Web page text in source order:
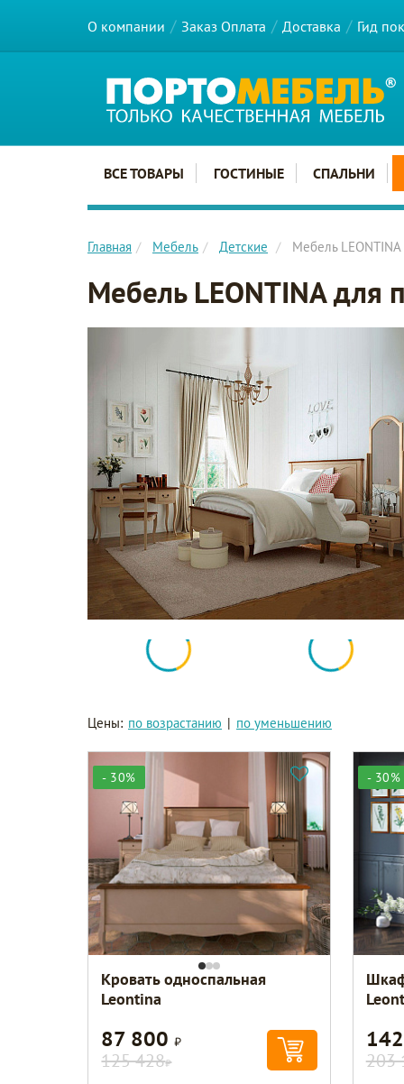
О компании Заказ Оплата Доставка Гид
Главное меню сайта
ВСЕ ТОВАРЫ ГОСТИНЫЕ СПАЛЬНИ
Главная Мебель Детские Мебель
Мебель LEONTINA для
Цены: по возрастанию | по уменьшению
- 30%
Кровать односпальная
Leontina
87 800Р
125 428Р
- 30%
203